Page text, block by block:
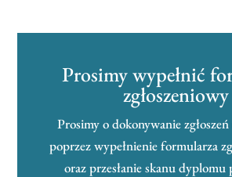
Prosimy wypełnić
zgłoszeniowy
Prosimy o dokonywanie
poprzez wypełnienie formularza
oraz przesłanie skanu dyplomu